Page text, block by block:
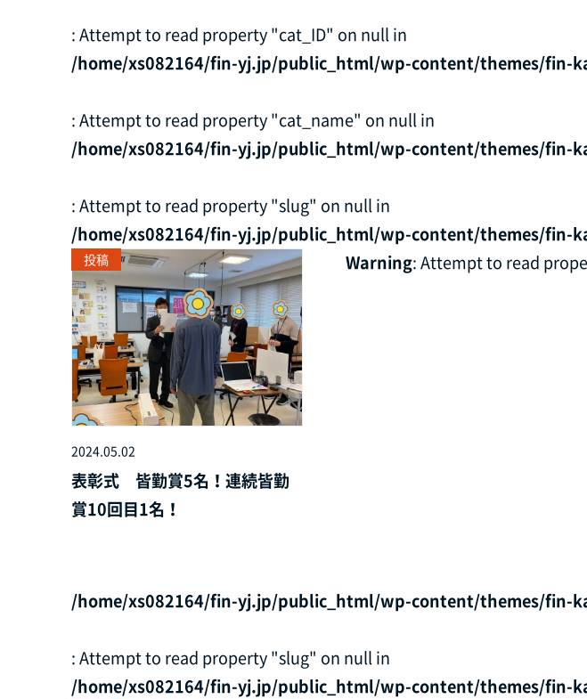
: Attempt to read property "cat_ID" on null in
/home/xs082164/fin-yj.jp/public_html/wp-content/themes/fin-
: Attempt to read property "cat_name" on null in
/home/xs082164/fin-yj.jp/public_html/wp-content/themes/fin-
: Attempt to read property "slug" on null in
/home/xs082164/fin-yj.jp/public_html/wp-content/themes/fin-
投稿
2024.05.02
表彰式 皆勤賞5名！連続皆勤
賞10回目1名！
Warning: Attempt to read
/home/xs082164/fin-yj.jp/public_html/wp-content/themes/fin-
: Attempt to read property "slug" on null in
/home/xs082164/fin-yj.jp/public_html/wp-content/themes/fin-